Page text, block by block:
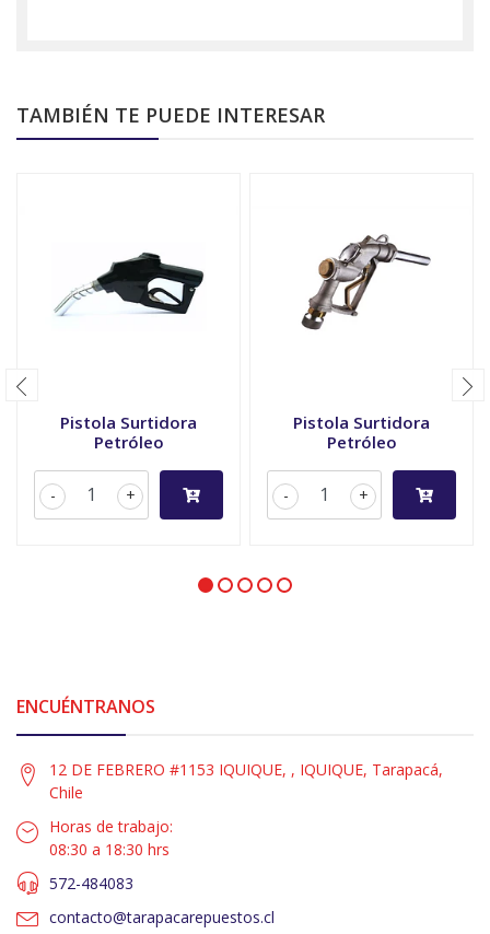
TAMBIÉN TE PUEDE INTERESAR
Pistola Surtidora
Petróleo
+
-
Pistola Surtidora
Petróleo
+
-
ENCUÉNTRANOS
12 DE FEBRERO #1153 IQUIQUE, , IQUIQUE, Tarapacá,
Chile
Horas de trabajo:
08:30 a 18:30 hrs
572-484083
contacto@tarapacarepuestos.cl